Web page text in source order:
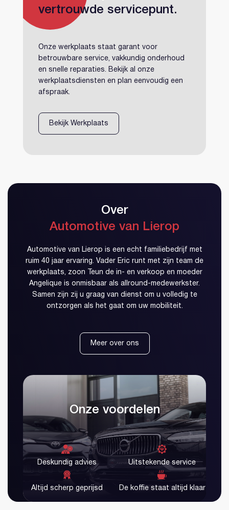
vertrouwde servicepunt.
Onze werkplaats staat garant voor
betrouwbare service, vakkundig onderhoud
en snelle reparaties. Bekijk al onze
werkplaatsdiensten en plan eenvoudig een
afspraak.
Bekijk Werkplaats
Over
Automotive van Lierop
Automotive van Lierop is een echt familiebedrijf met
ruim 40 jaar ervaring. Vader Eric runt met zijn team de
werkplaats, zoon Teun de in- en verkoop en moeder
Angelique is onmisbaar als allround-medewerkster.
Samen zijn zij u graag van dienst om u volledig te
ontzorgen als het gaat om uw mobiliteit.
Meer over ons
Onze voordelen
Deskundig advies Uitstekende service
Altijd scherp geprijsd De koffie staat altijd klaar